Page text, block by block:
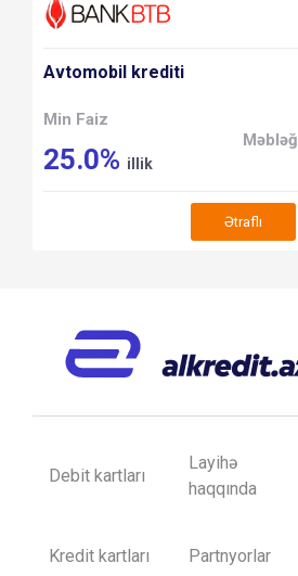
Avtomobil krediti
Min Faiz
25.0% illik
Məbləğ
Ətraflı
Debit kartları
Kredit kartları
Layihə
haqqında
Partnyorlar